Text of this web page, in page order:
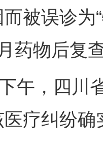
被误诊为
药物后复
，四川省
疗纠纷